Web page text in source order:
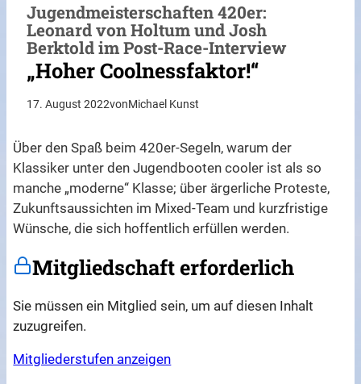
Jugendmeisterschaften 420er:
Leonard von Holtum und Josh
Berktold im Post-Race-Interview
„Hoher Coolnessfaktor!“
17. August 2022vonMichael Kunst
Über den Spaß beim 420er-Segeln, warum der
Klassiker unter den Jugendbooten cooler ist als so
manche „moderne“ Klasse; über ärgerliche Proteste,
Zukunftsaussichten im Mixed-Team und kurzfristige
Wünsche, die sich hoffentlich erfüllen werden.
Mitgliedschaft erforderlich
Sie müssen ein Mitglied sein, um auf diesen Inhalt
zuzugreifen.
Mitgliederstufen anzeigen